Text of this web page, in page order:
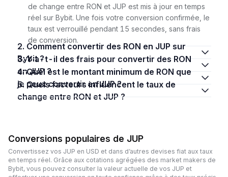
de change entre RON et JUP est mis à jour en temps
réel sur Bybit. Une fois votre conversion confirmée, le
taux est verrouillé pendant 15 secondes, sans frais
de conversion.
2. Comment convertir des RON en JUP sur
Bybit ?
3. Y a-t-il des frais pour convertir des RON
en JUP ?
4. Quel est le montant minimum de RON que
je peux convertir en JUP ?
5. Quels facteurs influencent le taux de
change entre RON et JUP ?
Conversions populaires de JUP
Convertissez vos JUP en USD et dans d’autres devises fiat aux taux
en temps réel. Grâce aux cotations agrégées des market makers de
Bybit, vous pouvez consulter la valeur actuelle de vos JUP et